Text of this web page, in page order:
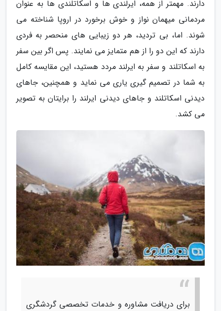
دارند. مهمتر از همه، ایرلندی ها و اسکاتلندی ها به عنوان
مردمانی میهمان نواز و خوش برخورد در اروپا شناخته می
شوند. اما، بی تردید، هر دو زیبایی های منحصر به فردی
دارند که این دو را از هم متمایز می نمایند. پس اگر بین سفر
به اسکاتلند و سفر به ایرلند مردد هستید، این مقایسه کامل
به شما در تصمیم گیری یاری می نماید و همچنین، جاهای
دیدنی اسکاتلند و جاهای دیدنی ایرلند را برایتان به تصویر
می کشد.
برای دریافت مشاوره و خدمات تخصصی گردشگری